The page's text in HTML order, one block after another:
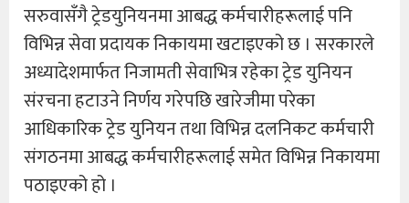
सरुवासँगै ट्रेडयुनियनमा आबद्ध कर्मचारीहरूलाई पनि
विभिन्न सेवा प्रदायक निकायमा खटाइएको छ । सरकारले
अध्यादेशमार्फत निजामती सेवाभित्र रहेका ट्रेड युनियन
संरचना हटाउने निर्णय गरेपछि खारेजीमा परेका
आधिकारिक ट्रेड युनियन तथा विभिन्न दलनिकट कर्मचारी
संगठनमा आबद्ध कर्मचारीहरूलाई समेत विभिन्न निकायमा
पठाइएको हो ।